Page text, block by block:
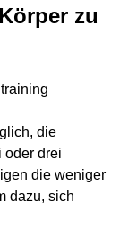
zu
die
oder drei
die weniger
dazu, sich